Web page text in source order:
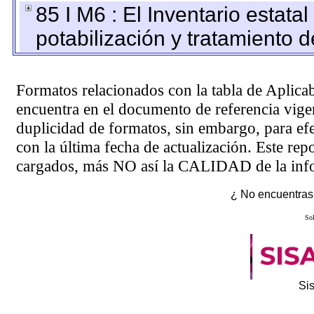
85 I M6 : El Inventario
potabilización y tratamiento
Formatos relacionados con la tabla de
encuentra en el documento de referencia
duplicidad de formatos, sin embargo, para
con la última fecha de actualización. Este
cargados, más NO así la CALIDAD de la
¿ No